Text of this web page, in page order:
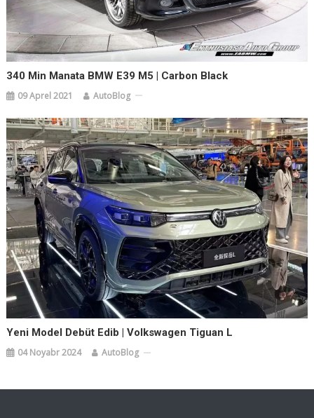
340 Min Manata BMW E39 M5 | Carbon Black
09 Aprel 2021 AutoBlog
Yeni Model Debüt Edib | Volkswagen Tiguan L
04 Noyabr 2024 AutoBlog